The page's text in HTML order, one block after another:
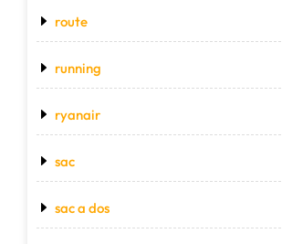
route
running
ryanair
sac
sac a dos